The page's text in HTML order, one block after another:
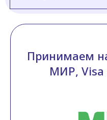
Принимаем
МИР, Visa